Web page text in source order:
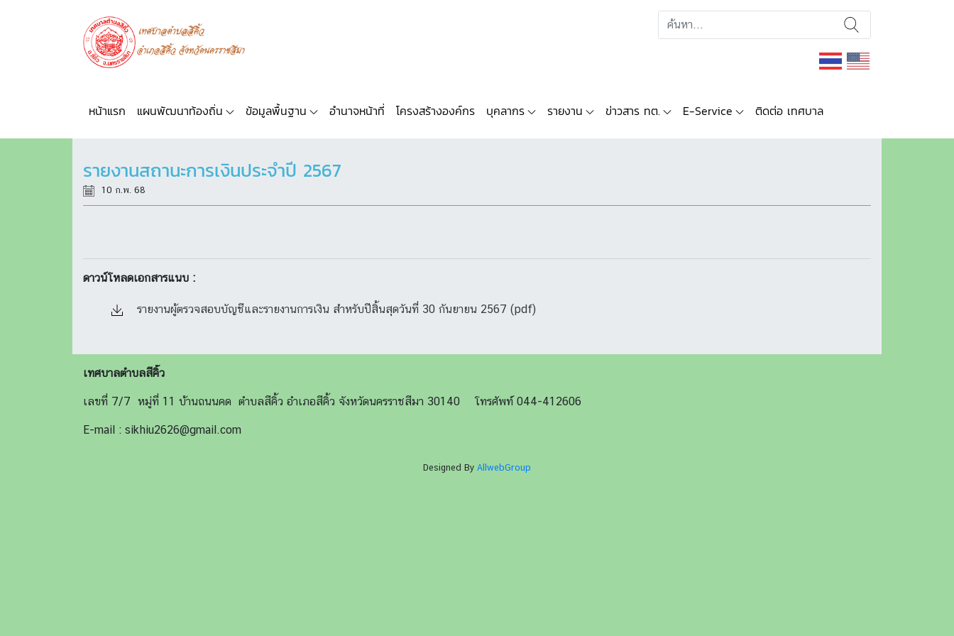
หน้าแรก แผนพัฒนาท้องถิ่น ข้อมูลพื้นฐาน อำนาจหน้าที่ โครงสร้างองค์กร บุคลากร รายงาน ข่าวสาร ทต. E-Service ติดต่อ เทศบาล
รายงานสถานะการเงินประจำปี 2567
10 ก.พ. 68
ดาวน์โหลดเอกสารแนบ :
รายงานผู้ตรวจสอบบัญชีและรายงานการเงิน สำหรับปีสิ้นสุดวันที่ 30 กันยายน 2567 (pdf)
เทศบาลตำบลสีคิ้ว
เลขที่ 7/7 หมู่ที่ 11 บ้านถนนคด ตำบลสีคิ้ว อำเภอสีคิ้ว จังหวัดนครราชสีมา 30140 โทรศัพท์ 044-412606
E-mail : sikhiu2626@gmail.com
Designed By AllwebGroup